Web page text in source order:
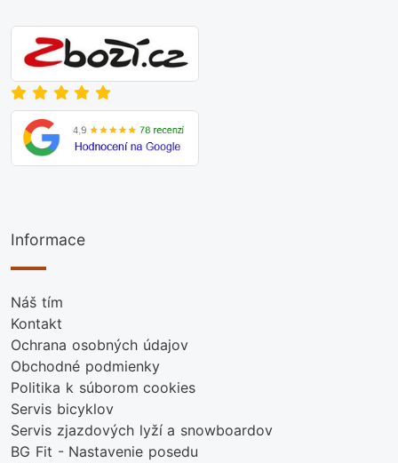
Informace
Náš tím
Kontakt
Ochrana osobných údajov
Obchodné podmienky
Politika k súborom cookies
Servis bicyklov
Servis zjazdových lyží a snowboardov
BG Fit - Nastavenie posedu